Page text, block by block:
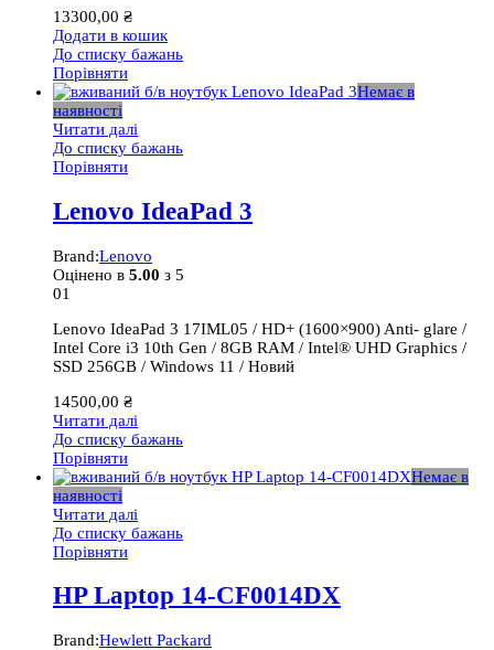
13300,00 ₴
Додати в кошик
До списку бажань
Порівняти
Немає в
наявності
Читати далі
До списку бажань
Порівняти
Lenovo IdeaPad 3
Brand:Lenovo
Оцінено в 5.00 з 5
01
Lenovo IdeaPad 3 17IML05 / HD+ (1600×900) Anti- glare /
Intel Core i3 10th Gen / 8GB RAM / Intel® UHD Graphics /
SSD 256GB / Windows 11 / Новий
14500,00 ₴
Читати далі
До списку бажань
Порівняти
Немає в
наявності
Читати далі
До списку бажань
Порівняти
HP Laptop 14-CF0014DX
Brand:Hewlett Packard